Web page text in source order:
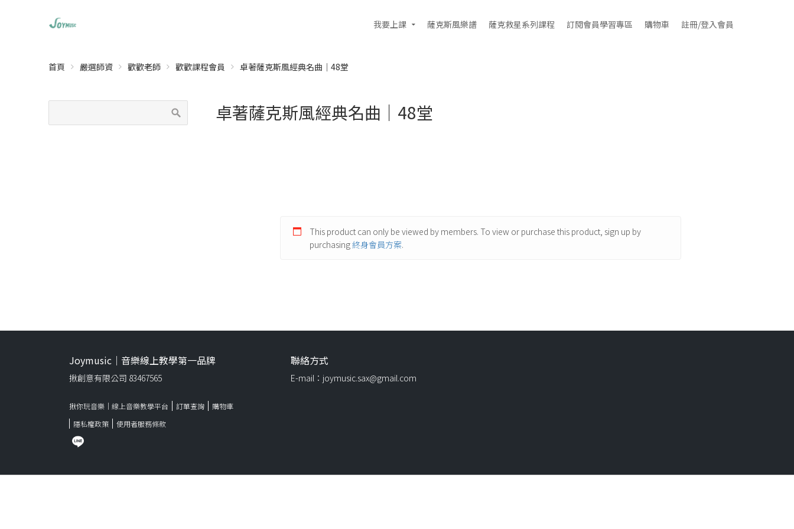
我要上課 薩克斯風樂譜 薩克救星系列課程 訂閱會員學習專區 購物車 註冊/登入會員
首頁 嚴選師資 歡歡老師 歡歡課程會員 卓著薩克斯風經典名曲｜48堂
卓著薩克斯風經典名曲｜48堂
This product can only be viewed by members. To view or purchase this product, sign up by
purchasing終身會員方案.
Joymusic｜音樂線上教學第一品牌
揪創意有限公司 83467565
揪你玩音樂｜線上音樂教學平台 訂單查詢
購物車
隱私權政策
使用者服務條款
聯絡方式
E-mail：joymusic.sax@gmail.com